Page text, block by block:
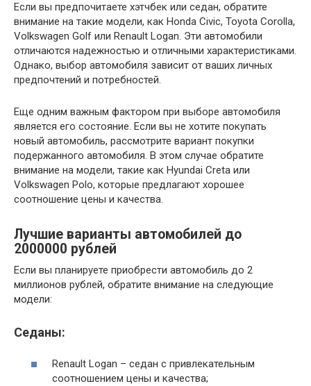
Если вы предпочитаете хэтчбек или седан, обратите
внимание на такие модели, как Honda Civic, Toyota Corolla,
Volkswagen Golf или Renault Logan. Эти автомобили
отличаются надежностью и отличными характеристиками.
Однако, выбор автомобиля зависит от ваших личных
предпочтений и потребностей.
Еще одним важным фактором при выборе автомобиля
является его состояние. Если вы не хотите покупать
новый автомобиль, рассмотрите вариант покупки
подержанного автомобиля. В этом случае обратите
внимание на модели, такие как Hyundai Creta или
Volkswagen Polo, которые предлагают хорошее
соотношение цены и качества.
Лучшие варианты автомобилей до
2000000 рублей
Если вы планируете приобрести автомобиль до 2
миллионов рублей, обратите внимание на следующие
модели:
Седаны:
Renault Logan – седан с привлекательным
соотношением цены и качества;